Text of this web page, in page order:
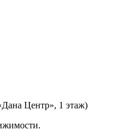
Центр», 1 этаж)